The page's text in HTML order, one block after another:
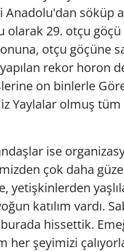
söküp
olarak 29. otçu göçü
otçu göçüne
rekor horon
on binlerle
Yaylalar olmuş tüm
ise
çok daha
yetişkinlerden
katılım vardı.
hissettik.
her şeyimizi